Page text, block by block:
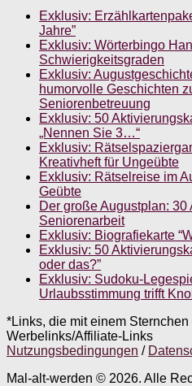
Exklusiv:
Jahre”
Exklusiv: Wörterbingo
Schwierigkeitsgraden
Exklusiv:
humorvolle Geschichten
Seniorenbetreuung
Exklusiv: 50
„Nennen Sie 3…“
Exklusiv:
Kreativheft für Ungeübte
Exklusiv: Rätselreise im
Geübte
Der große Augustplan:
Seniorenarbeit
Exklusiv: Biografiekarte
Exklusiv: 50
oder das?”
Exklusiv: Sudoku-
Urlaubsstimmung trifft
*Links, die mit einem
Werbelinks/Affiliate-Links
Nutzungsbedingungen /
Mal-alt-werden © 2026. Alle